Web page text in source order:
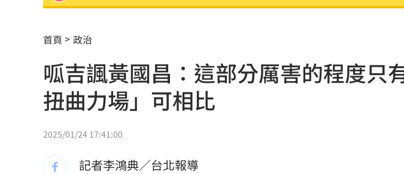
太陽下抽菸突倒地！醫：猝死風險高3倍
下週鬼門開12禁忌風水 家中2物易招好兄弟 20:57
Apink降臨高雄 她新歌曝光：唱不好別發
吃剉冰拉到脫水洗腎 醫揭1類人4大危機
一直放屁還大不出來！醫揭大腸癌3警訊
首頁 政治
呱吉諷黃國昌：這部分厲害的程度只
扭曲力場」可相比
2025/01/24 17:41:00
記者李鴻典／台北報導